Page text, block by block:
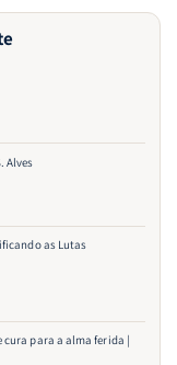
Alves
as Lutas
cura para a alma ferida |